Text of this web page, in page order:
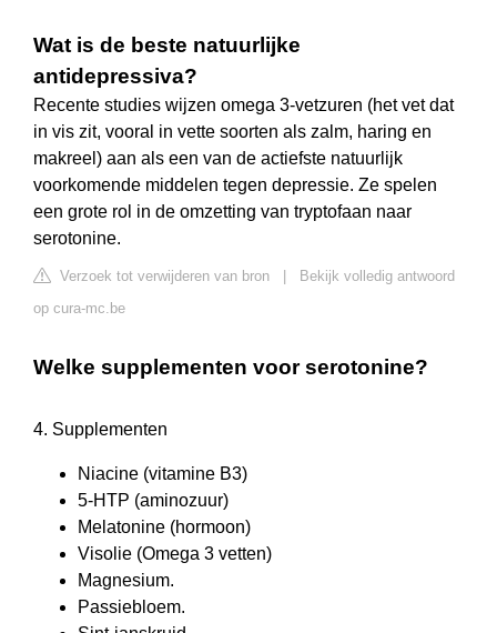
Wat is de beste natuurlijke
antidepressiva?
Recente studies wijzen omega 3-vetzuren (het vet dat
in vis zit, vooral in vette soorten als zalm, haring en
makreel) aan als een van de actiefste natuurlijk
voorkomende middelen tegen depressie. Ze spelen
een grote rol in de omzetting van tryptofaan naar
serotonine.
Verzoek tot verwijderen van bron
Bekijk volledig antwoord
op cura-mc.be
Welke supplementen voor serotonine?
4. Supplementen
Niacine (vitamine B3)
5-HTP (aminozuur)
Melatonine (hormoon)
Visolie (Omega 3 vetten)
Magnesium.
Passiebloem.